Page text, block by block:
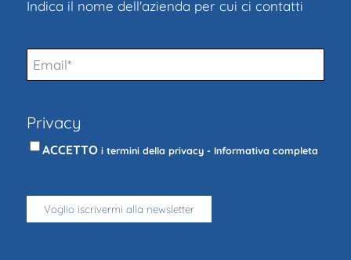
Indica il nome dell'azienda per cui ci contatti
Email
Privacy*
ACCETTO i termini della privacy - Informativa completa